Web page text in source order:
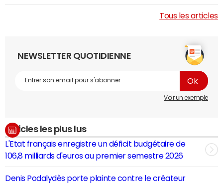
Tous les articles
NEWSLETTER QUOTIDIENNE
Voir un exemple
Articles les plus lus
L'Etat français enregistre un déficit budgétaire de
106,8 milliards d'euros au premier semestre 2026
Denis Podalydès porte plainte contre le créateur